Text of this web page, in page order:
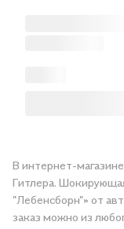
В интернет-
Гитлера.
"Лебенсборн"» от
заказ можно из